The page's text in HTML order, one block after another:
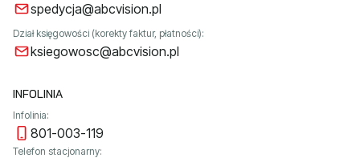
spedycja@abcvision.pl
Dział księgowości (korekty faktur, płatności):
ksiegowosc@abcvision.pl
INFOLINIA
Infolinia:
801-003-119
Telefon stacjonarny: